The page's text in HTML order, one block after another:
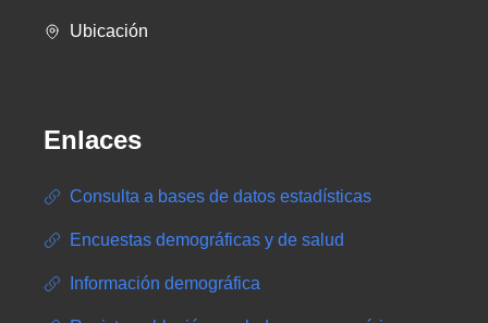
Ubicación
Enlaces
Consulta a bases de datos estadísticas
Encuestas demográficas y de salud
Información demográfica